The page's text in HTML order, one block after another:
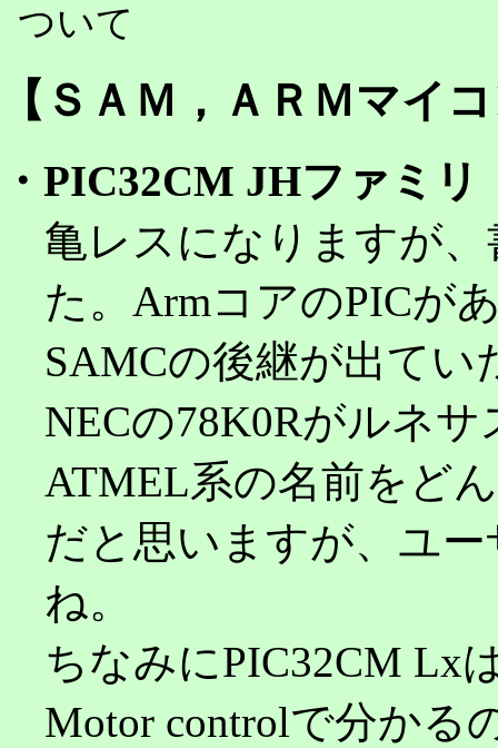
ついて
【ＳＡＭ，ＡＲＭマイ
・PIC32CM JHファミリ
亀レスになりますが
た。ArmコアのPICが
SAMCの後継が出て
NECの78K0Rがルネ
ATMEL系の名前をど
だと思いますが、ユ
ね。
ちなみにPIC32CM Lx
Motor controlで分か